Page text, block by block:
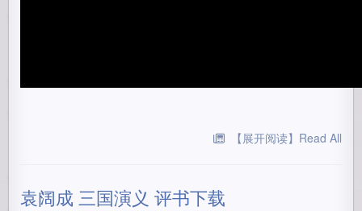
这是怕她一个人寂寞，给她买的小伙伴，她这就上去套近乎了
【展开阅读】Read All
袁阔成 三国演义 评书下载